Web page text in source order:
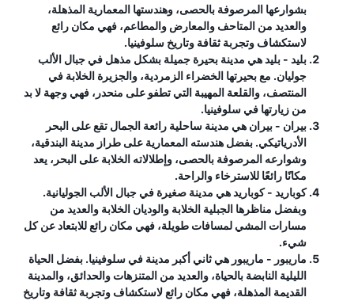
بشوارعها المرصوفة بالحصى، وهندستها المعمارية المذهلة،
والعديد من المتاحف والمعارض والمطاعم، فهي مكان رائع
لاستكشاف وتجربة ثقافة وتاريخ سلوفينيا.
بليد - بليد هي مدينة بحيرة جميلة بشكل مذهل في جبال الألب
جوليان. مع بحيرتها الخضراء الزمردية، والجزيرة الخلابة في
المنتصف، والقلعة المهيبة التي تطفو على منحدر، فهي وجهة لا بد
من زيارتها في سلوفينيا.
بيران - بيران هي مدينة ساحلية رائعة الجمال تقع على البحر
الأدرياتيكي. بفضل هندسته المعمارية على طراز مدينة البندقية،
وشوارعه المرصوفة بالحصى، وإطلالاته الخلابة على البحر، يعد
مكانًا رائعًا للاسترخاء والراحة.
كوباريد - كوباريد هي مدينة صغيرة في جبال الألب الجوليانية.
وبفضل مناظرها الجبلية الخلابة والوديان الخلابة والعديد من
مسارات المشي لمسافات طويلة، فهي مكان رائع للابتعاد عن كل
شيء.
ماريبور - ماريبور هي ثاني أكبر مدينة في سلوفينيا. بفضل الحياة
الليلية النابضة بالحياة، والعديد من المتنزهات والحدائق، والمدينة
القديمة المذهلة، فهي مكان رائع لاستكشاف وتجربة ثقافة وتاريخ